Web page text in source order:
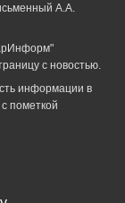
А.А.
с новостью.
информации в
пометкой